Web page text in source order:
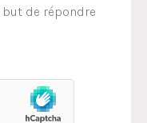
de répondre